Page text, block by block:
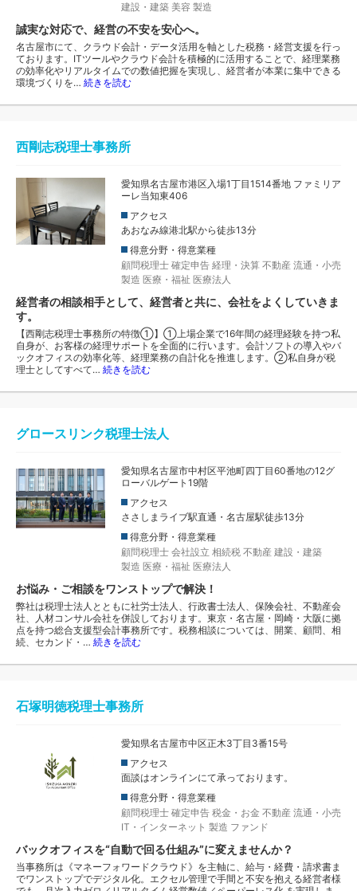
建設・建築 美容 製造
誠実な対応で、経営の不安を安心へ。
名古屋市にて、クラウド会計・データ活用を軸とした税務・経営支援を行っ
ております。ITツールやクラウド会計を積極的に活用することで、経理業務
の効率化やリアルタイムでの数値把握を実現し、経営者が本業に集中できる
環境づくりを… 続きを読む
西剛志税理士事務所
愛知県名古屋市港区入場1丁目1514番地 ファミリア
ーレ当知東406
アクセス
あおなみ線港北駅から徒歩13分
得意分野・得意業種
顧問税理士 確定申告 経理・決算 不動産 流通・小売
製造 医療・福祉 医療法人
経営者の相談相手として、経営者と共に、会社をよくしていきま
す。
【西剛志税理士事務所の特徴①】①上場企業で16年間の経理経験を持つ私
自身が、お客様の経理サポートを全面的に行います。会計ソフトの導入やバ
ックオフィスの効率化等、経理業務の自計化を推進します。②私自身が税
理士としてすべて… 続きを読む
グロースリンク税理士法人
愛知県名古屋市中村区平池町四丁目60番地の12グ
ローバルゲート19階
アクセス
ささしまライブ駅直通・名古屋駅徒歩13分
得意分野・得意業種
顧問税理士 会社設立 相続税 不動産 建設・建築
製造 医療・福祉 医療法人
お悩み・ご相談をワンストップで解決！
弊社は税理士法人とともに社労士法人、行政書士法人、保険会社、不動産会
社、人材コンサル会社を併設しております。東京・名古屋・岡崎・大阪に拠
点を持つ総合支援型会計事務所です。税務相談については、開業、顧問、相
続、セカンド・… 続きを読む
石塚明徳税理士事務所
愛知県名古屋市中区正木3丁目3番15号
アクセス
面談はオンラインにて承っております。
得意分野・得意業種
顧問税理士 確定申告 税金・お金 不動産 流通・小売
IT・インターネット 製造 ファンド
バックオフィスを“自動で回る仕組み”に変えませんか？
当事務所は《マネーフォワードクラウド》を主軸に、給与・経費・請求書ま
でワンストップでデジタル化。エクセル管理で手間と不安を抱える経営者様